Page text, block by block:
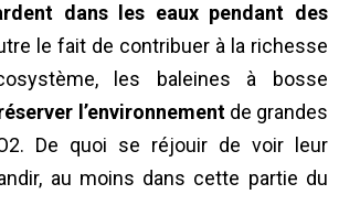
dans les eaux pendant des
le fait de contribuer à la richesse
les baleines à bosse
l’environnementde grandes
De quoi se réjouir de voir leur
au moins dans cette partie du